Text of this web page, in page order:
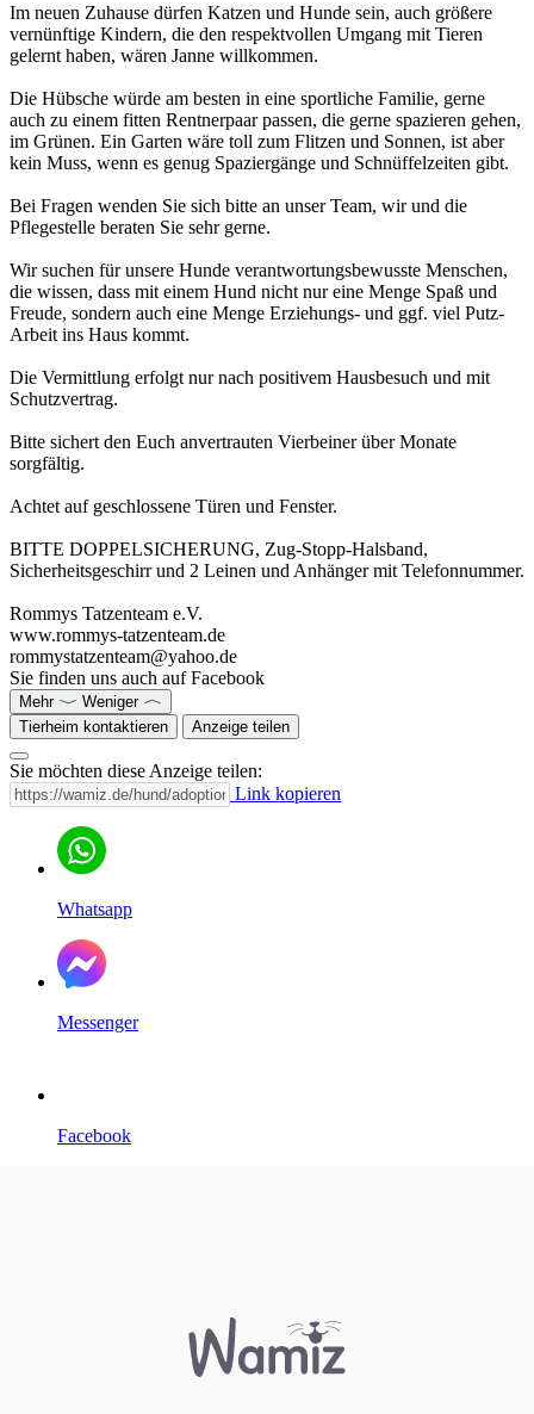
Im neuen Zuhause dürfen Katzen und Hunde sein, auch größere
vernünftige Kindern, die den respektvollen Umgang mit Tieren
gelernt haben, wären Janne willkommen.
Die Hübsche würde am besten in eine sportliche Familie, gerne
auch zu einem fitten Rentnerpaar passen, die gerne spazieren gehen,
im Grünen. Ein Garten wäre toll zum Flitzen und Sonnen, ist aber
kein Muss, wenn es genug Spaziergänge und Schnüffelzeiten gibt.
Bei Fragen wenden Sie sich bitte an unser Team, wir und die
Pflegestelle beraten Sie sehr gerne.
Wir suchen für unsere Hunde verantwortungsbewusste Menschen,
die wissen, dass mit einem Hund nicht nur eine Menge Spaß und
Freude, sondern auch eine Menge Erziehungs- und ggf. viel Putz-
Arbeit ins Haus kommt.
Die Vermittlung erfolgt nur nach positivem Hausbesuch und mit
Schutzvertrag.
Bitte sichert den Euch anvertrauten Vierbeiner über Monate
sorgfältig.
Achtet auf geschlossene Türen und Fenster.
BITTE DOPPELSICHERUNG, Zug-Stopp-Halsband,
Sicherheitsgeschirr und 2 Leinen und Anhänger mit Telefonnummer.
Rommys Tatzenteam e.V.
www.rommys-tatzenteam.de
rommystatzenteam@yahoo.de
Sie finden uns auch auf Facebook
Mehr
Weniger
Tierheim kontaktieren
Anzeige teilen
Sie möchten diese Anzeige teilen:
Link kopieren
Whatsapp
Messenger
Facebook